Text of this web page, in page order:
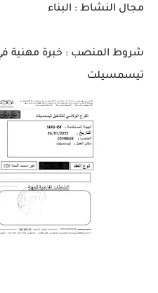
مجال النشاط : البناء
شروط المنصب : خبرة مهنية في
تيسمسيلت